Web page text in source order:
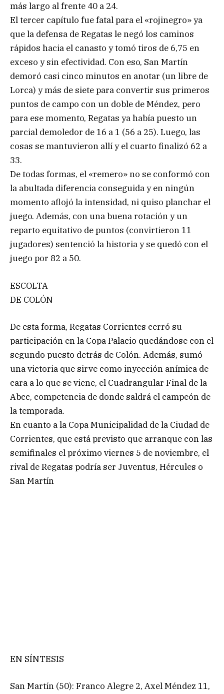
más largo al frente 40 a 24.
El tercer capítulo fue fatal para el «rojinegro» ya
que la defensa de Regatas le negó los caminos
rápidos hacia el canasto y tomó tiros de 6,75 en
exceso y sin efectividad. Con eso, San Martín
demoró casi cinco minutos en anotar (un libre de
Lorca) y más de siete para convertir sus primeros
puntos de campo con un doble de Méndez, pero
para ese momento, Regatas ya había puesto un
parcial demoledor de 16 a 1 (56 a 25). Luego, las
cosas se mantuvieron allí y el cuarto finalizó 62 a
33.
De todas formas, el «remero» no se conformó con
la abultada diferencia conseguida y en ningún
momento aflojó la intensidad, ni quiso planchar el
juego. Además, con una buena rotación y un
reparto equitativo de puntos (convirtieron 11
jugadores) sentenció la historia y se quedó con el
juego por 82 a 50.
ESCOLTA
DE COLÓN
De esta forma, Regatas Corrientes cerró su
participación en la Copa Palacio quedándose con el
segundo puesto detrás de Colón. Además, sumó
una victoria que sirve como inyección anímica de
cara a lo que se viene, el Cuadrangular Final de la
Abcc, competencia de donde saldrá el campeón de
la temporada.
En cuanto a la Copa Municipalidad de la Ciudad de
Corrientes, que está previsto que arranque con las
semifinales el próximo viernes 5 de noviembre, el
rival de Regatas podría ser Juventus, Hércules o
San Martín
EN SÍNTESIS
San Martín (50): Franco Alegre 2, Axel Méndez 11,